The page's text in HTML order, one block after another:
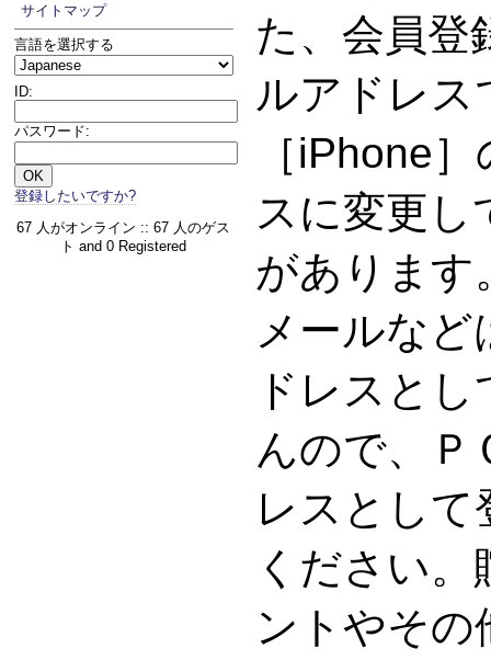
サイトマップ
言語を選択する
ID:
パスワード:
登録したいですか?
67 人がオンライン :: 67 人のゲス
ト and 0 Registered
た、会員登
ルアドレス
［iPhone
スに変更し
があります
メールなど
ドレスと
んので、Ｐ
レスとして
ください
ントやその